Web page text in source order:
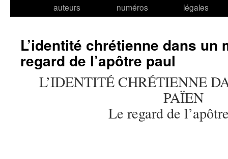
auteurs
numéros
légales
L’identité chrétienne dans un
regard de l’apôtre paul
L’IDENTITÉ CHRÉTIENNE
PAÏEN
Le regard de